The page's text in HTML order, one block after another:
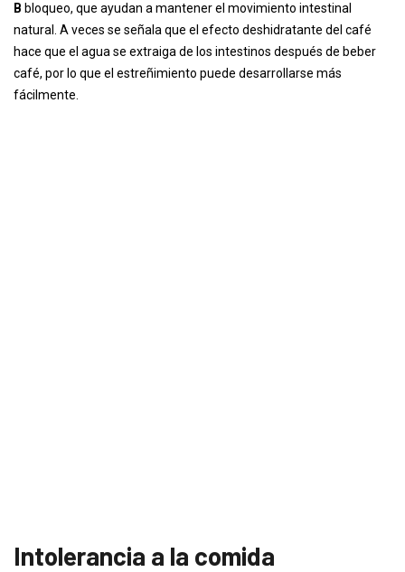
B bloqueo, que ayudan a mantener el movimiento intestinal
natural. A veces se señala que el efecto deshidratante del café
hace que el agua se extraiga de los intestinos después de beber
café, por lo que el estreñimiento puede desarrollarse más
fácilmente.
Intolerancia a la comida